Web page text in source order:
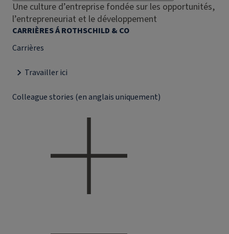
Une culture d’entreprise fondée sur les opportunités,
l’entrepreneuriat et le développement
CARRIÈRES Á ROTHSCHILD & CO
Carrières
Travailler ici
Colleague stories (en anglais uniquement)